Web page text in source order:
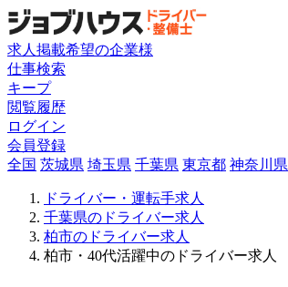
求人掲載希望の企業様
仕事検索
キープ
閲覧履歴
ログイン
会員登録
全国 茨城県 埼玉県 千葉県 東京都 神奈川県
ドライバー・運転手求人
千葉県のドライバー求人
柏市のドライバー求人
柏市・40代活躍中のドライバー求人